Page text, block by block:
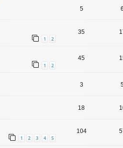
5
1 2
35
1 2
45
3
18
1 2 3 4 5
104